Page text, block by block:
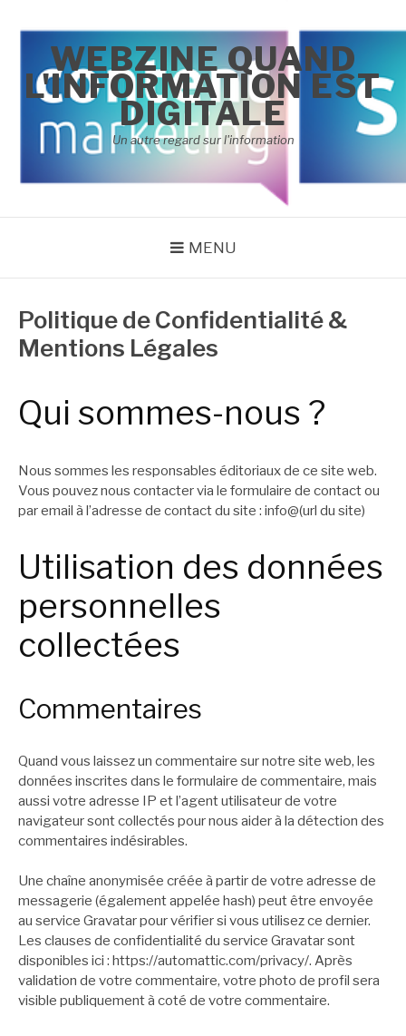
WEBZINE QUAND
L'INFORMATION EST
DIGITALE
Un autre regard sur l'information
MENU
Politique de Confidentialité &
Mentions Légales
Qui sommes-nous ?
Nous sommes les responsables éditoriaux de ce site web.
Vous pouvez nous contacter via le formulaire de contact ou
par email à l’adresse de contact du site : info@(url du site)
Utilisation des données
personnelles
collectées
Commentaires
Quand vous laissez un commentaire sur notre site web, les
données inscrites dans le formulaire de commentaire, mais
aussi votre adresse IP et l’agent utilisateur de votre
navigateur sont collectés pour nous aider à la détection des
commentaires indésirables.
Une chaîne anonymisée créée à partir de votre adresse de
messagerie (également appelée hash) peut être envoyée
au service Gravatar pour vérifier si vous utilisez ce dernier.
Les clauses de confidentialité du service Gravatar sont
disponibles ici : https://automattic.com/privacy/. Après
validation de votre commentaire, votre photo de profil sera
visible publiquement à coté de votre commentaire.